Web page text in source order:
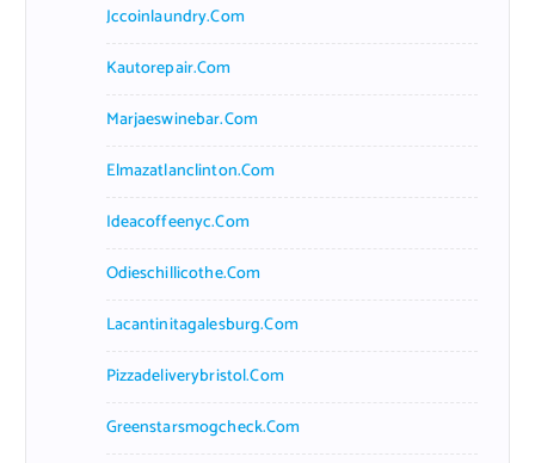
Jccoinlaundry.com
Kautorepair.com
Marjaeswinebar.com
Elmazatlanclinton.com
Ideacoffeenyc.com
Odieschillicothe.com
Lacantinitagalesburg.com
Pizzadeliverybristol.com
Greenstarsmogcheck.com